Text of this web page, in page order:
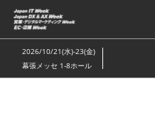
ス
キ
ッ
し
2026/10/21(水)-23(金)
幕張メッセ 1-8ホール